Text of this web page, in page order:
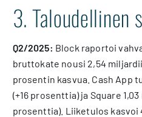
3. Taloudellinen
Q2/2025: Block raportoi
bruttokate nousi 2,54
prosentin kasvua. Cash App
(+16 prosenttia) ja Square
prosenttia). Liiketulos kasvoi